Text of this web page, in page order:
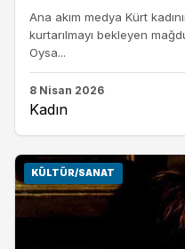
Ana akım medya Kürt
kurtarılmayı bekleyen
Oysa...
8 Nisan 2026
Kadın
KÜLTÜR/SANAT